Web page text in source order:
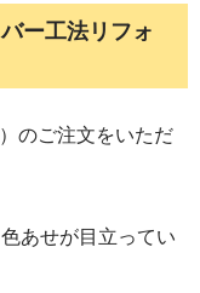
ー工法リフォ
のご注文をいただ
あせが目立ってい